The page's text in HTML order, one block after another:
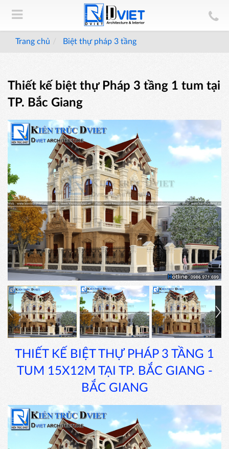
Trang chủ Biệt thự pháp 3 tầng
Thiết kế biệt thự Pháp 3 tầng 1 tum tại
TP. Bắc Giang
THIẾT KẾ BIỆT THỰ PHÁP 3 TẦNG 1
TUM 15X12M TẠI TP. BẮC GIANG -
BẮC GIANG